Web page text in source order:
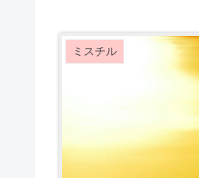
ミスチル